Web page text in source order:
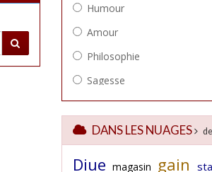
DANS LES NUAGES
Diue magasin gain